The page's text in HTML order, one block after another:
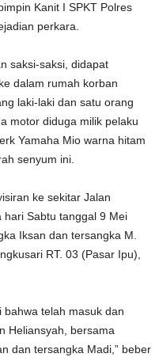
Kanit I SPKT Polres
perkara.
saksi-saksi, didapat
dalam rumah korban
laki-laki dan satu orang
motor diduga milik pelaku
Yamaha Mio warna hitam
senyum ini.
ke sekitar Jalan
hari Sabtu tanggal 9 Mei
Iksan dan tersangka M.
RT. 03 (Pasar Ipu),
bahwa telah masuk dan
Heliansyah, bersama
dan tersangka Madi,” beber